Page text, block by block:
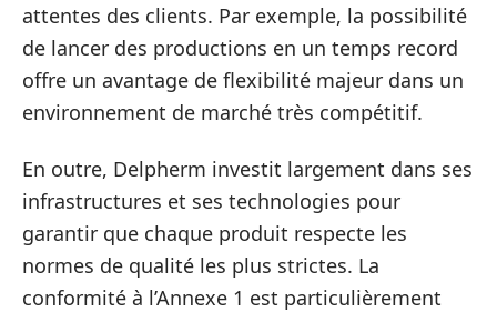
attentes des clients. Par exemple, la possibilité
de lancer des productions en un temps record
offre un avantage de flexibilité majeur dans un
environnement de marché très compétitif.
En outre, Delpherm investit largement dans ses
infrastructures et ses technologies pour
garantir que chaque produit respecte les
normes de qualité les plus strictes. La
conformité à l’Annexe 1 est particulièrement